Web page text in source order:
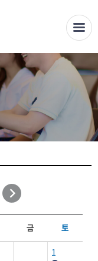
금 토
1